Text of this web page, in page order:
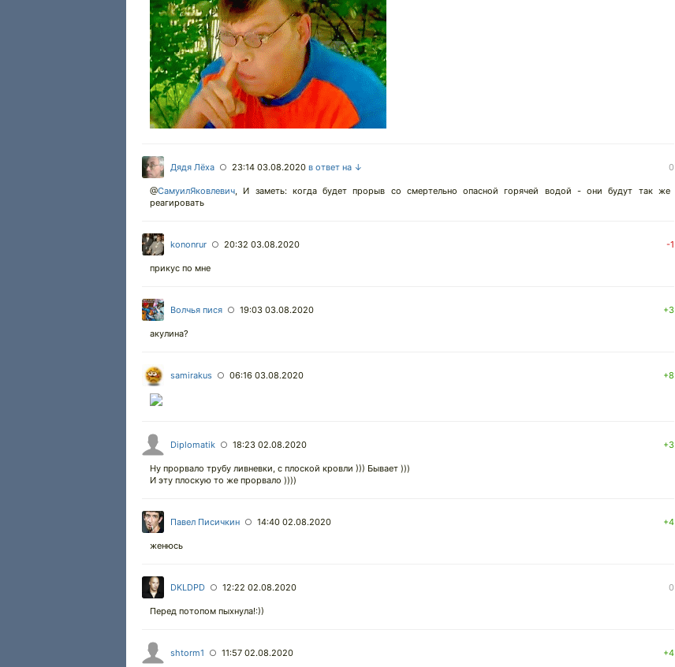
Дядя Лёха ○ 23:14 03.08.2020 в ответ на ↓ 0
@СамуилЯковлевич, И заметь: когда будет прорыв со смертельно опасной горячей водой - они будут так же
реагировать
kononrur ○ 20:32 03.08.2020 -1
прикус по мне
Волчья пися ○ 19:03 03.08.2020 +3
акулина?
samirakus ○ 06:16 03.08.2020 +8
Diplomatik ○ 18:23 02.08.2020 +3
Ну прорвало трубу ливневки, с плоской кровли ))) Бывает )))
И эту плоскую то же прорвало ))))
Павел Писичкин ○ 14:40 02.08.2020 +4
женюсь
DKLDPD ○ 12:22 02.08.2020 0
Перед потопом пыхнула!:))
shtorm1 ○ 11:57 02.08.2020 +4